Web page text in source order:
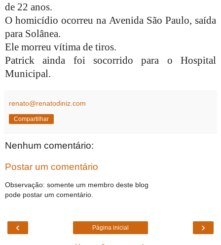
de 22 anos.
O homicídio ocorreu na Avenida São Paulo, saída
para Solânea.
Ele morreu vítima de tiros.
Patrick ainda foi socorrido para o Hospital
Municipal.
renato@renatodiniz.com
Compartilhar
Nenhum comentário:
Postar um comentário
Observação: somente um membro deste blog
pode postar um comentário.
‹ ›
Página inicial